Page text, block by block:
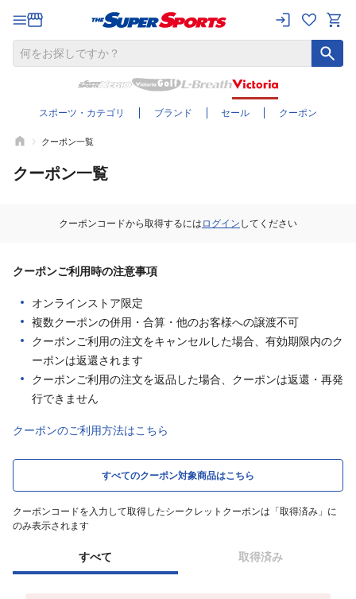
スポーツ・カテゴリ ブランド セール クーポン
クーポン一覧
クーポン一覧
クーポンコードから取得するには ログイン してください
クーポンご利用時の注意事項
オンラインストア限定
複数クーポンの併用・合算・他のお客様への譲渡不可
クーポンご利用の注文をキャンセルした場合、有効期限内のク
ーポンは返還されます
クーポンご利用の注文を返品した場合、クーポンは返還・再発
行できません
クーポンのご利用方法はこちら
すべてのクーポン対象商品はこちら
クーポンコードを入力して取得したシークレットクーポンは「取得済み」に
のみ表示されます
すべて 取得済み